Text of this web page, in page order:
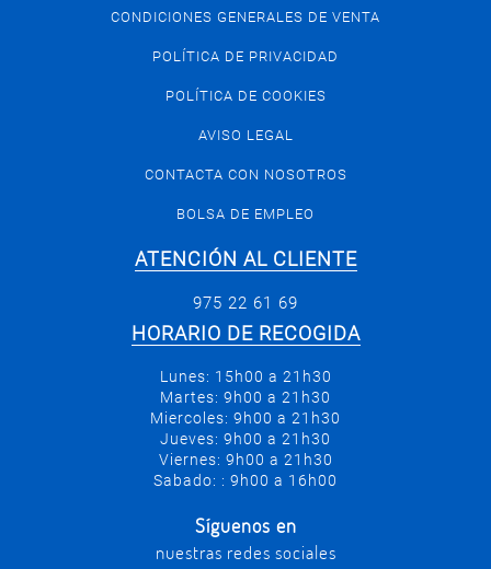
CONDICIONES GENERALES DE VENTA
POLÍTICA DE PRIVACIDAD
POLÍTICA DE COOKIES
AVISO LEGAL
CONTACTA CON NOSOTROS
BOLSA DE EMPLEO
ATENCIÓN AL CLIENTE
975 22 61 69
HORARIO DE RECOGIDA
Lunes: 15h00 a 21h30
Martes: 9h00 a 21h30
Miercoles: 9h00 a 21h30
Jueves: 9h00 a 21h30
Viernes: 9h00 a 21h30
Sabado: : 9h00 a 16h00
Síguenos en
nuestras redes sociales